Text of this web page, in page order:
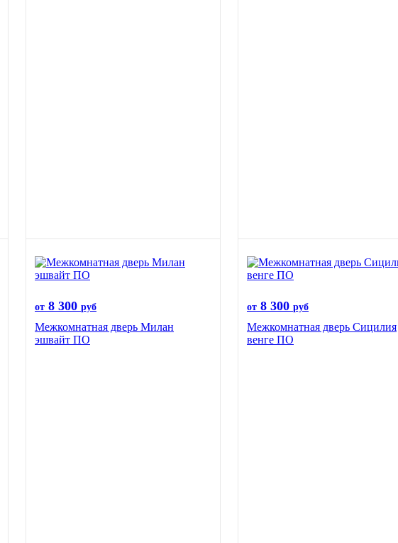
от 8 300 руб
Межкомнатная дверь Милан
эшвайт ПО
от 8 300 руб
Межкомнатная дверь Сицилия
венге ПО